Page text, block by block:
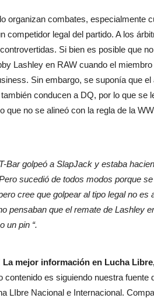
organizan combates, especialmente
competidor legal del partido. A los
Si bien es posible que
Lashley en RAW cuando el
Sin embargo, se suponía que el
conducen a DQ, por lo que se
que no se alineó con la regla de la
Bar golpeó a SlapJack y estaba
sucedió de todos modos porque
cree que golpear al tipo legal no es
pensaban que el remate de Lashley
un pin “.
La mejor información en Lucha
contenido es siguiendo nuestra fuente
LIbre Nacional e Internacional.